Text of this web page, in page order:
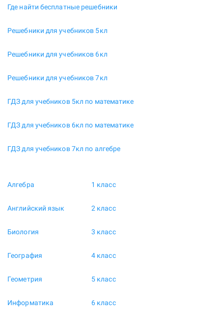
Где найти бесплатные решебники
Решебники для учебников 5кл
Решебники для учебников 6кл
Решебники для учебников 7кл
ГДЗ для учебников 5кл по математике
ГДЗ для учебников 6кл по математике
ГДЗ для учебников 7кл по алгебре
Алгебра
Английский язык
Биология
География
Геометрия
Информатика
1 класс
2 класс
3 класс
4 класс
5 класс
6 класс